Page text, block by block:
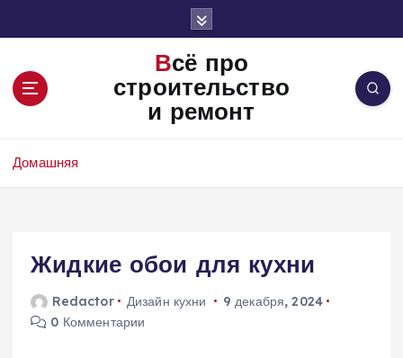
Всё про
строительство
и ремонт
Домашняя
Жидкие обои для кухни
Redactor Дизайн кухни
9 декабря, 2024
0 Комментарии